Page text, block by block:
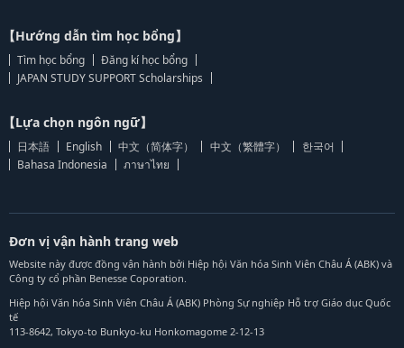
【Hướng dẫn tìm học bổng】
Tìm học bổng
Đăng kí học bổng
JAPAN STUDY SUPPORT Scholarships
【Lựa chọn ngôn ngữ】
日本語 English 中文（简体字） 中文（繁體字）
한국어
Bahasa Indonesia
ภาษาไทย
Đơn vị vận hành trang web
Website này được đồng vận hành bởi Hiệp hội Văn hóa Sinh Viên Châu Á (ABK) và
Công ty cổ phần Benesse Coporation.
Hiệp hội Văn hóa Sinh Viên Châu Á (ABK) Phòng Sự nghiệp Hỗ trợ Giáo dục Quốc
tế
113-8642, Tokyo-to Bunkyo-ku Honkomagome 2-12-13